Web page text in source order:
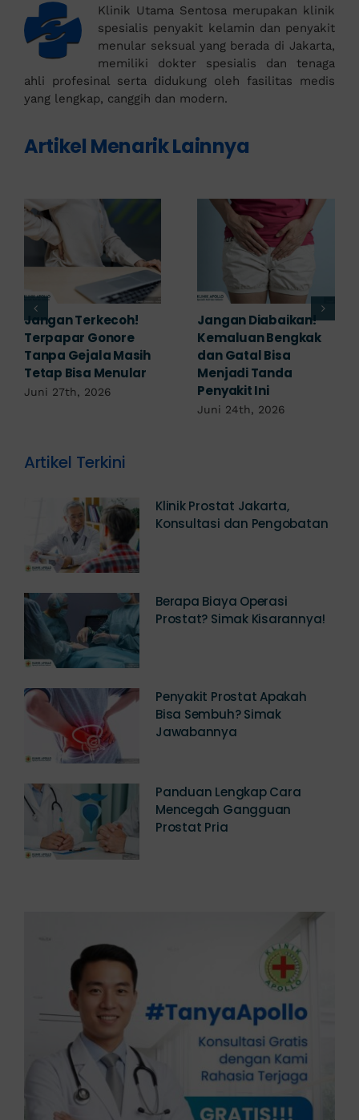
Klinik Utama Sentosa merupakan klinik
spesialis penyakit kelamin dan penyakit
menular seksual yang berada di Jakarta,
memiliki dokter spesialis dan tenaga
ahli profesinal serta didukung oleh fasilitas medis
yang lengkap, canggih dan modern.
Artikel Menarik Lainnya
Keluar Nanah dari
Kewanitaan Semakin
Banyak? Ini Faktor
yang Bisa Menjadi
Penyebabnya!
Waspada! Ini Dia
Karakteristik Kelamin
Mengeluarkan
Nanah Akibat Infeksi
Serius
Juni 21st, 2026
Artikel Terkini
Klinik Prostat Jakarta,
Konsultasi dan Pengobatan
Berapa Biaya Operasi
Prostat? Simak Kisarannya!
Penyakit Prostat Apakah
Bisa Sembuh? Simak
Jawabannya
Panduan Lengkap Cara
Mencegah Gangguan
Prostat Pria